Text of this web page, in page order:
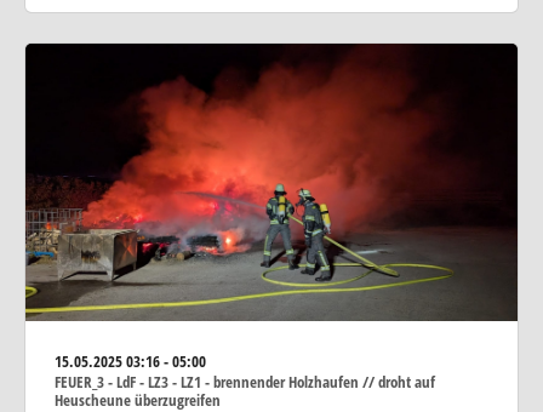
15.05.202503:16 - 05:00
FEUER_3 - LdF - LZ3 - LZ1 - brennender Holzhaufen // droht auf
Heuscheune überzugreifen